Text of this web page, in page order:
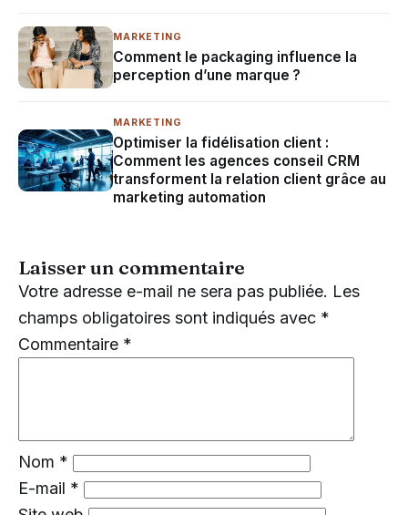
MARKETING
Comment le packaging influence la
perception d’une marque ?
MARKETING
Optimiser la fidélisation client :
Comment les agences conseil CRM
transforment la relation client grâce au
marketing automation
Laisser un commentaire
Votre adresse e-mail ne sera pas publiée. Les
champs obligatoires sont indiqués avec *
Commentaire *
Nom *
E-mail *